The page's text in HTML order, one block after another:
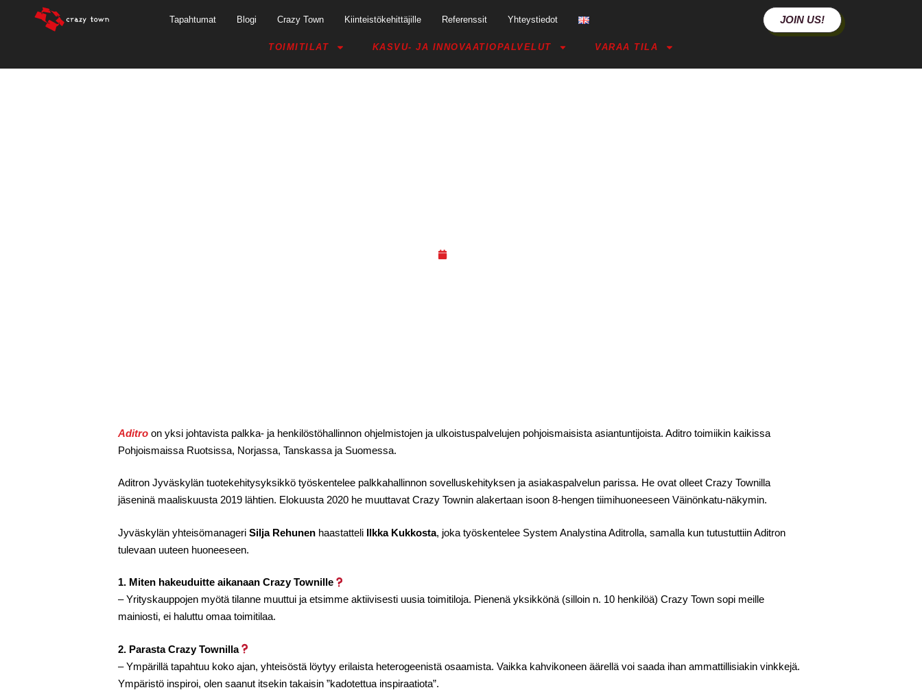
Tapahtumat Blogi Crazy Town Kiinteistökehittäjille Referenssit Yhteystiedot JOIN US!
TOIMITILAT KASVU- JA INNOVAATIOPALVELUT VARAA TILA
Aditro on yksi johtavista palkka- ja henkilöstöhallinnon ohjelmistojen ja ulkoistuspalvelujen pohjoismaisista asiantuntijoista. Aditro toimiikin kaikissa
Pohjoismaissa Ruotsissa, Norjassa, Tanskassa ja Suomessa.
Aditron Jyväskylän tuotekehitysyksikkö työskentelee palkkahallinnon sovelluskehityksen ja asiakaspalvelun parissa. He ovat olleet Crazy Townilla
jäseninä maaliskuusta 2019 lähtien. Elokuusta 2020 he muuttavat Crazy Townin alakertaan isoon 8-hengen tiimihuoneeseen Väinönkatu-näkymin.
Jyväskylän yhteisömanageri Silja Rehunen haastatteli Ilkka Kukkosta, joka työskentelee System Analystina Aditrolla, samalla kun tutustuttiin Aditron
tulevaan uuteen huoneeseen.
1. Miten hakeuduitte aikanaan Crazy Townille
– Yrityskauppojen myötä tilanne muuttui ja etsimme aktiivisesti uusia toimitiloja. Pienenä yksikkönä (silloin n. 10 henkilöä) Crazy Town sopi meille
mainiosti, ei haluttu omaa toimitilaa.
2. Parasta Crazy Townilla
– Ympärillä tapahtuu koko ajan, yhteisöstä löytyy erilaista heterogeenistä osaamista. Vaikka kahvikoneen äärellä voi saada ihan ammattillisiakin vinkkejä.
Ympäristö inspiroi, olen saanut itsekin takaisin ”kadotettua inspiraatiota”.